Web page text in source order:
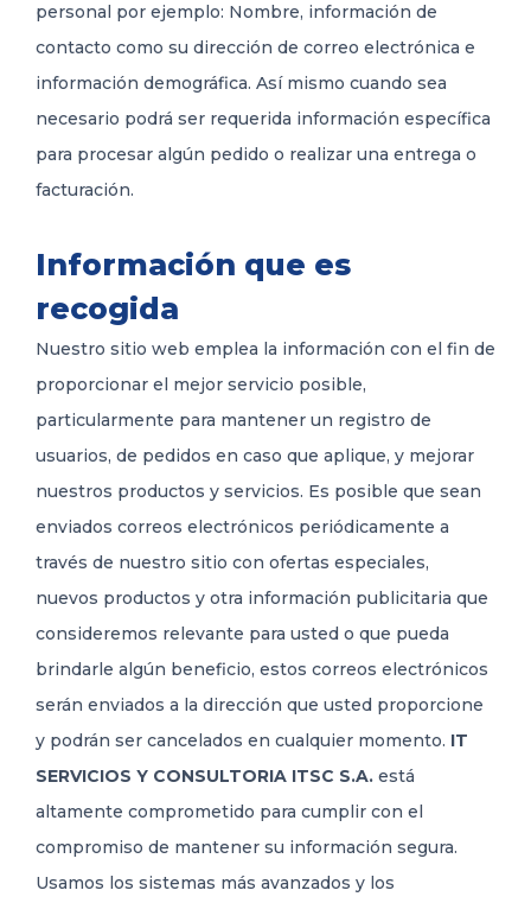
personal por ejemplo: Nombre, información de
contacto como su dirección de correo electrónica e
información demográfica. Así mismo cuando sea
necesario podrá ser requerida información específica
para procesar algún pedido o realizar una entrega o
facturación.
Información que es
recogida
Nuestro sitio web emplea la información con el fin de
proporcionar el mejor servicio posible,
particularmente para mantener un registro de
usuarios, de pedidos en caso que aplique, y mejorar
nuestros productos y servicios. Es posible que sean
enviados correos electrónicos periódicamente a
través de nuestro sitio con ofertas especiales,
nuevos productos y otra información publicitaria que
consideremos relevante para usted o que pueda
brindarle algún beneficio, estos correos electrónicos
serán enviados a la dirección que usted proporcione
y podrán ser cancelados en cualquier momento. IT
SERVICIOS Y CONSULTORIA ITSC S.A. está
altamente comprometido para cumplir con el
compromiso de mantener su información segura.
Usamos los sistemas más avanzados y los